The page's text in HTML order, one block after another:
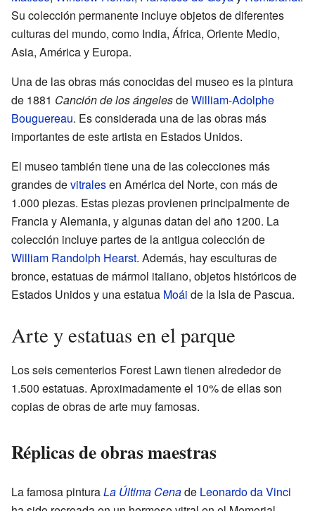
Su colección permanente incluye objetos de diferentes
culturas del mundo, como India, África, Oriente Medio,
Asia, América y Europa.
Una de las obras más conocidas del museo es la pintura
de 1881 Canción de los ángelesdeWilliam-Adolphe
Bouguereau. Es considerada una de las obras más
importantes de este artista en Estados Unidos.
El museo también tiene una de las colecciones más
grandes devitralesen América del Norte, con más de
1.000 piezas. Estas piezas provienen principalmente de
Francia y Alemania, y algunas datan del año 1200. La
colección incluye partes de la antigua colección de
William Randolph Hearst. Además, hay esculturas de
bronce, estatuas de mármol italiano, objetos históricos de
Estados Unidos y una estatua Moái de la Isla de Pascua.
Arte y estatuas en el parque
Los seis cementerios Forest Lawn tienen alrededor de
1.500 estatuas. Aproximadamente el 10% de ellas son
copias de obras de arte muy famosas.
Réplicas de obras maestras
La famosa pinturaLa Última Cenade Leonardo da Vinci